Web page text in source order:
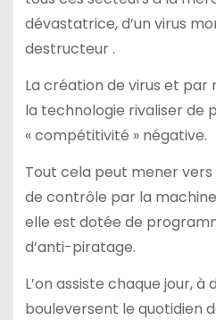
dévastatrice, d’un virus
destructeur .
La création de virus et par
la technologie rivaliser de
« compétitivité » négative.
Tout cela peut mener
de contrôle par la
elle est dotée de
d’anti-piratage.
L’on assiste chaque jour, à
bouleversent le quotidien